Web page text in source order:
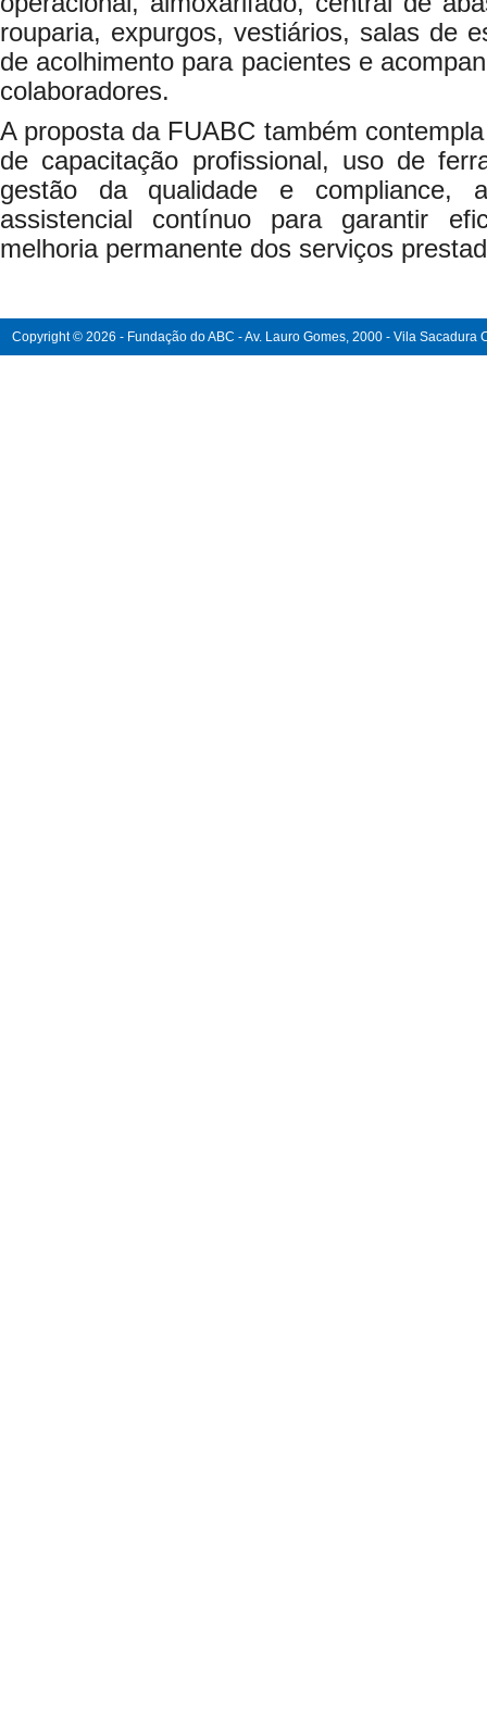
rouparia, expurgos, vestiários, salas de
de acolhimento para pacientes e
colaboradores.
A proposta da FUABC também
de capacitação profissional, uso de
gestão da qualidade e compliance,
assistencial contínuo para garantir
melhoria permanente dos serviços
Copyright © 2026 - Fundação do ABC - Av. Lauro Gomes, 2000 - Vila